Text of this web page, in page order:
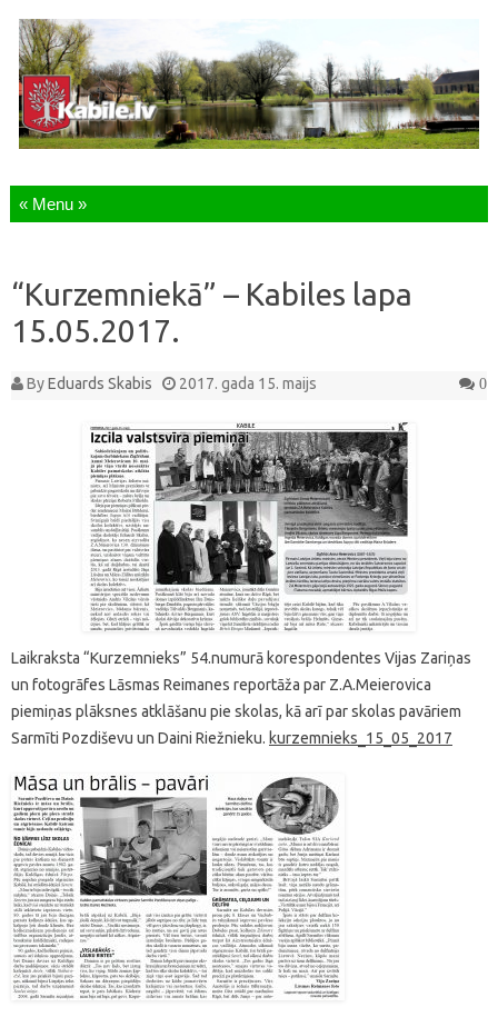
Skip to content
“Kurzemniekā” – Kabiles lapa
15.05.2017.
ByEduards Skabis 2017. gada 15. maijs 0
Laikraksta “Kurzemnieks” 54.numurā korespondentes Vijas Zariņas
un fotogrāfes Lāsmas Reimanes reportāža par Z.A.Meierovica
piemiņas plāksnes atklāšanu pie skolas, kā arī par skolas pavāriem
Sarmīti Pozdiševu un Daini Riežnieku. kurzemnieks_15_05_2017